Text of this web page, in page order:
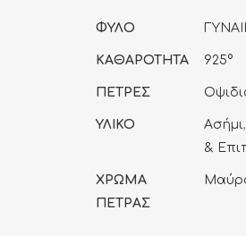
ΦΥΛΟ
ΚΑΘΑΡΟΤΗΤΑ 925°
ΠΕΤΡΕΣ
ΥΛΙΚΟ Ασήμι,
&
ΧΡΩΜΑ
ΠΕΤΡΑΣ